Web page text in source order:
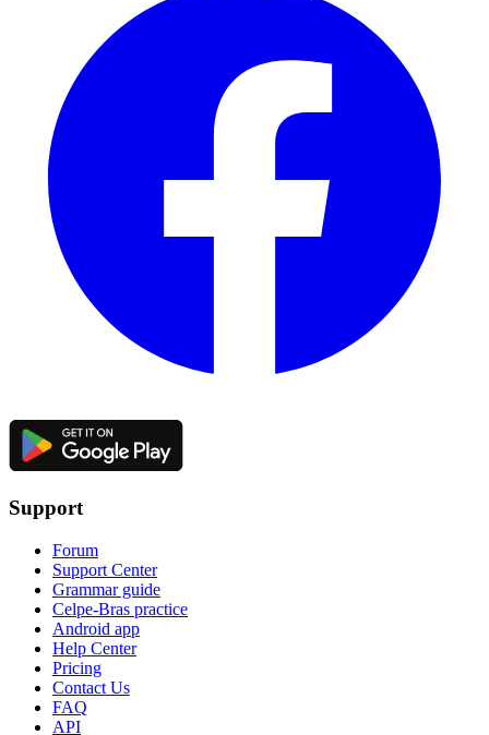
Support
Forum
Support Center
Grammar guide
Celpe-Bras practice
Android app
Help Center
Pricing
Contact Us
FAQ
API